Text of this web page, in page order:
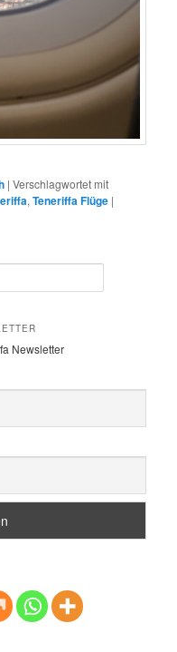
|Verschlagwortet mit
,Teneriffa Flüge |
Newsletter